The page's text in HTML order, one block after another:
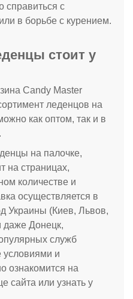
справиться с
в борьбе с курением.
стоит у
Candy Master
леденцов на
как оптом, так и в
на палочке,
на страницах,
количестве и
осуществляется в
Украины (Киев, Львов,
даже Донецк,
служб
условиями и
ознакомится на
сайта или узнать у